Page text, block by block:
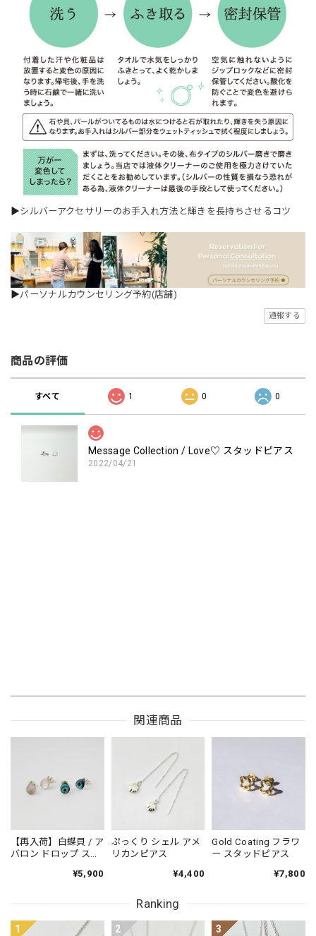
▶シルバーアクセサリーのお手入れ方法と輝きを長持ちさせるコツ
▶パーソナルカウンセリング予約(店舗)
通報する
商品の評価
すべて 1 0 0
Message Collection / Love♡ スタッドピアス
2022/04/21
関連商品
【再入荷】白蝶貝 / ア
バロン ドロップ スタ
アス プチピアス¥5,900
ぷっくり シェル アメ
リカンピアス
¥4,400
Gold Coating フラワ
ー スタッドピアス
¥7,800
Ranking
1 2 3